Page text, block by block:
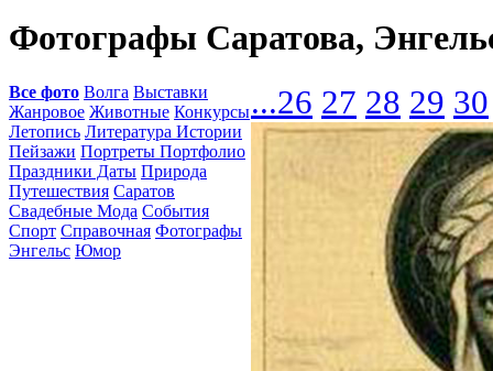
Фотографы Саратова,
Все фото Волга Выставки
Жанровое Животные Конкурсы
Летопись Литература Истории
Пейзажи Портреты Портфолио
Праздники Даты Природа
Путешествия Саратов
Свадебные Мода События
Спорт Справочная Фотографы
Энгельс Юмор
...26 27 28 29 30